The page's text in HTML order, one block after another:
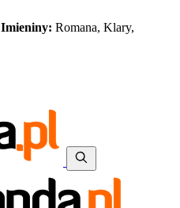
Imieniny: Romana, Klary,